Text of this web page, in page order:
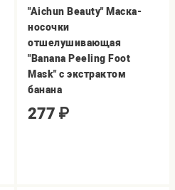
"Aichun Beauty" Маска-
носочки
отшелушивающая
"Banana Peeling Foot
Mask" с экстрактом
банана
277 ₽